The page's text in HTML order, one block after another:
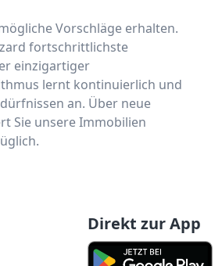
Vorschläge erhalten.
fortschrittlichste
einzigartiger
lernt kontinuierlich und
an. Über neue
Sie unsere Immobilien
Direkt zur App